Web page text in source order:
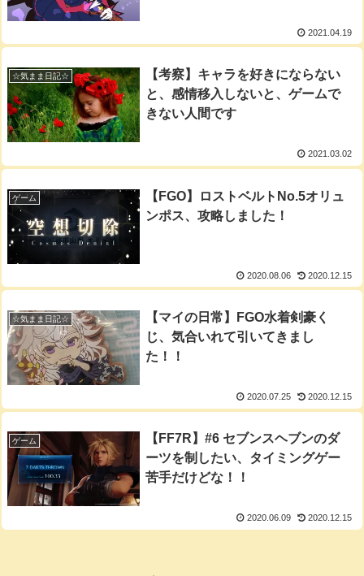
2021.04.19
☆気まま日記☆
【考察】キャラを好きにならない
と、感情移入しないと、ゲームで
きない人間です
2021.03.02
ゲーム
【FGO】ロストベルトNo.5オリュ
ンポス、攻略しました！
2020.08.06 2020.12.15
☆気まま日記☆
【マイの日常】FGO水着剣豪く
じ、気合いれて引いてきまし
た！！
2020.07.25 2020.12.15
ゲーム
【FF7R】#6 セブンスヘブンのダ
ーツを制したい、タイミングゲー
苦手だけどな！！
2020.06.09 2020.12.15